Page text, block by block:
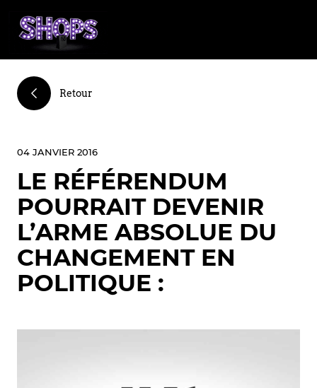
Retour
04 JANVIER 2016
LE RÉFÉRENDUM
POURRAIT DEVENIR
L’ARME ABSOLUE DU
CHANGEMENT EN
POLITIQUE :